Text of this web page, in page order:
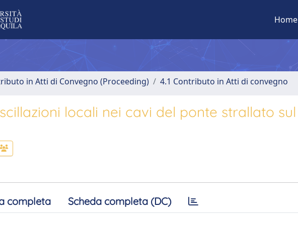
Home
in Atti di Convegno (Proceeding) 4.1 Contributo in Atti di convegno
locali nei cavi del ponte strallato sul
completa Scheda completa (DC)